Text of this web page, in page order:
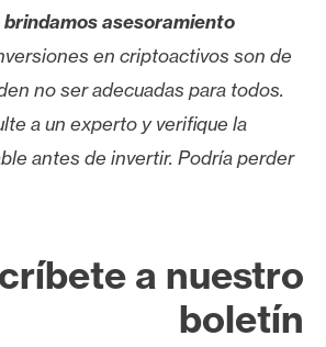
brindamos asesoramiento
en criptoactivos son de
no ser adecuadas para todos.
a un experto y verifique la
antes de invertir. Podría perder
a nuestro
boletín